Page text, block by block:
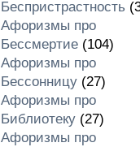
Беспристрастность
Афоризмы про
Бессмертие(104)
Афоризмы про
Бессонницу(27)
Афоризмы про
Библиотеку(27)
Афоризмы про